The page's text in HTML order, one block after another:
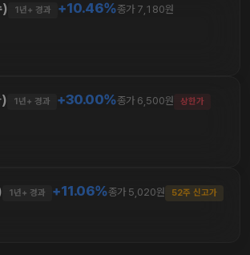
) 1년+ 경과 +10.46%종가 7,180원
1년+ 경과 +30.00%종가 6,500원
상한가
1년+ 경과 +11.06%종가 5,020원 52주 신고가